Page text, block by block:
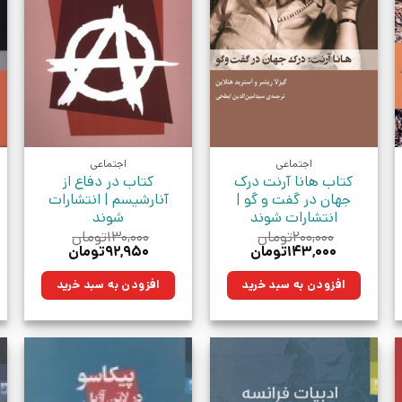
اجتماعی
کتاب هانا آرنت درک
جهان در گفت و گو |
انتشارات شوند
۲۰۰,۰۰۰تومان
قیمت
۲۰۰,۰۰۰تومان
بود.
۱۴۳,۰۰۰تومانقیمت
۱۴۳,۰۰۰تومان.افزودن به سبد خرید
اجتماعی
کتاب در دفاع از
آنارشیسم | انتشارات
شوند
۱۳۰,۰۰۰تومان
قیمت
۱۳۰,۰۰۰تومان
بود.
۹۲,۹۵۰تومان
۹۲,۹۵۰تومان.افزودن به سبد خرید